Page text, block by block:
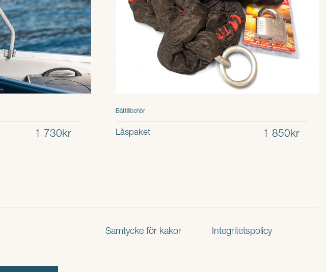
1 730kr
Båttillbehör
Låspaket 1 850kr
Samtycke för kakor Integritetspolicy